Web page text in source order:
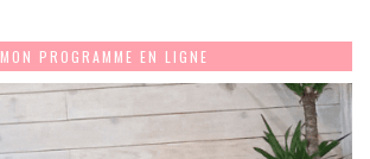
MON PROGRAMME EN LIGNE